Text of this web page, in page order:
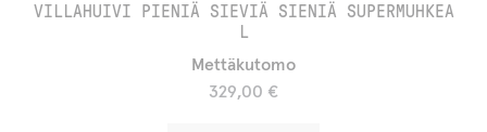
VILLAHUIVI PIENIÄ SIEVIÄ SIENIÄ SUPERMUHKEA
L
Mettäkutomo
329,00 €